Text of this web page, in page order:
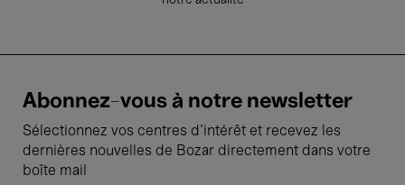
Abonnez-vous à notre newsletter
Sélectionnez vos centres d'intérêt et recevez les
dernières nouvelles de Bozar directement dans votre
boîte mail